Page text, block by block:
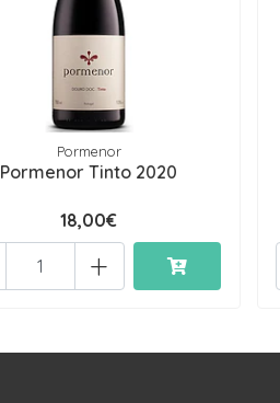
Pormenor
Pormenor Tinto 2020
18,00€
+